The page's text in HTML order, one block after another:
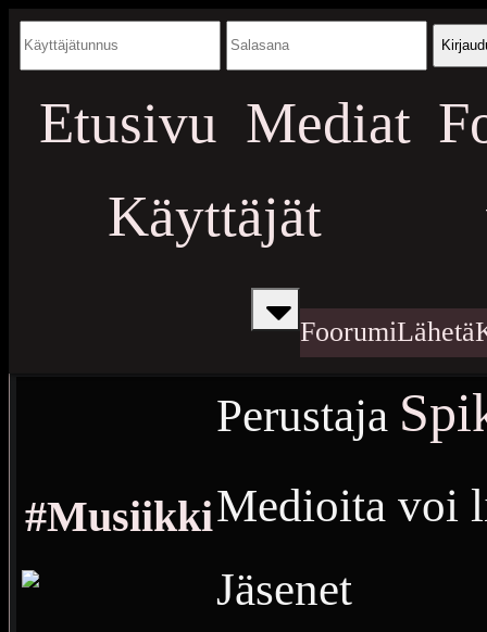
Etusivu Mediat
Käyttäjät
FoorumiLähetä
#Musiikki
Perustaja
Medioita voi
Jäsenet